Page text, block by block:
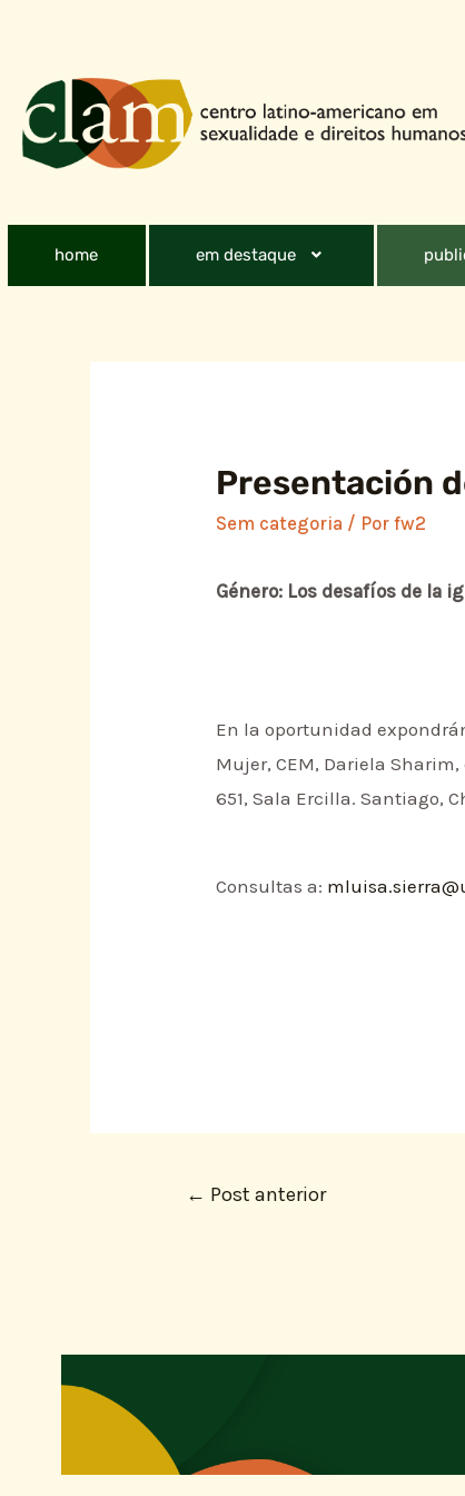
home em destaque
Presentación
Sem categoria / Porfw2
Género: Los desafíos de la
En la oportunidad
Mujer, CEM, Dariela
651, Sala Ercilla. Santiago,
Consultas a:
← Post anterior